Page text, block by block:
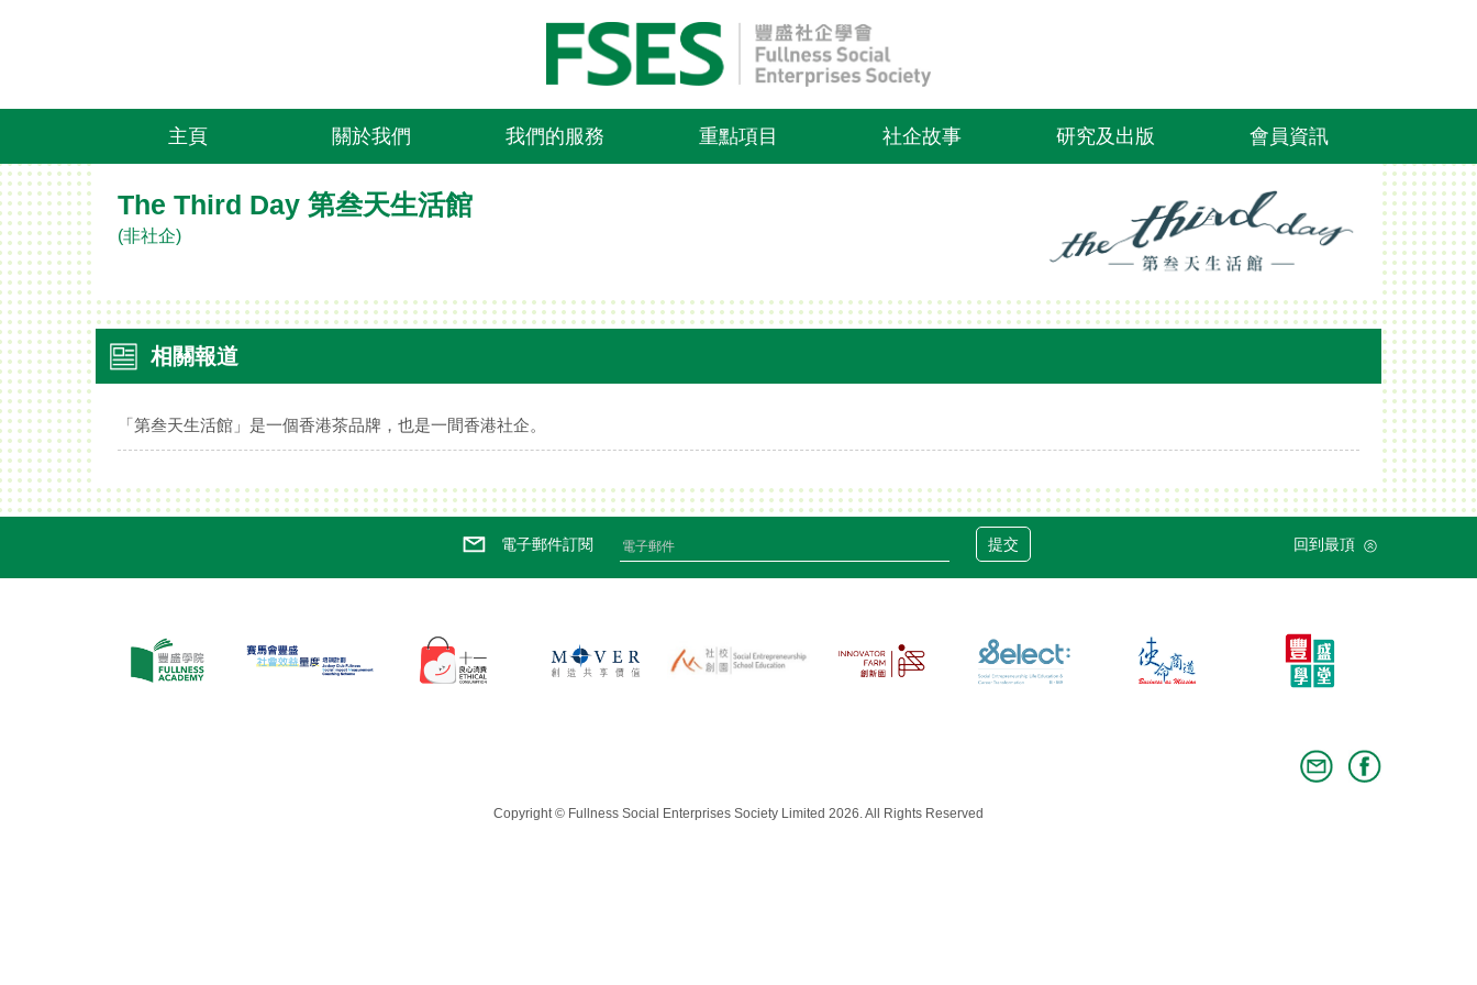
主頁 關於我們 我們的服務 重點項目 社企故事 研究及出版 會員資訊
The Third Day 第叁天生活館
(非社企)
相關報道
「第叁天生活館」是一個香港茶品牌，也是一間香港社企。
電子郵件訂閱 提交 回到最頂
Copyright © Fullness Social Enterprises Society Limited 2026. All Rights Reserved